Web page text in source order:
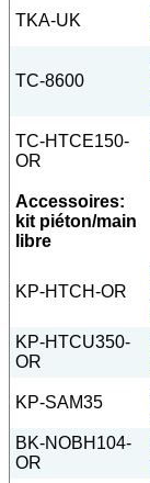
TKA-UK
TC-8600
TC-HTCE150-
OR
Accessoires:
kit piéton/main
libre
KP-HTCH-OR
KP-HTCU350-
OR
KP-SAM35
BK-NOBH104-
OR